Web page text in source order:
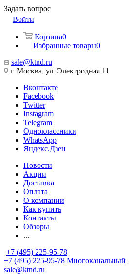
Задать вопрос
Войти
Корзина0
Избранные товары0
sale@ktnd.ru
г. Москва, ул. Электродная 11
Вконтакте
Facebook
Twitter
Instagram
Telegram
Одноклассники
WhatsApp
Яндекс.Дзен
Новости
Акции
Доставка
Оплата
О компании
Как купить
Контакты
Обзоры
...
+7 (495) 225-95-78
+7 (495) 225-95-78 Многоканальный
sale@ktnd.ru